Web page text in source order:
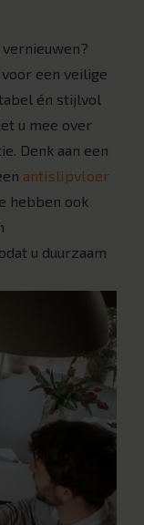
een veilige
én stijlvol
u mee over
Denk aan een
antislipvloer
hebben ook
u duurzaam